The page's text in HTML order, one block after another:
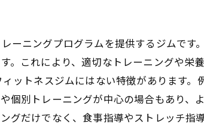
ーニングプログラムを提供するジムで
。これにより、適切なトレーニングや
ットネスジムにはない特徴があります
個別トレーニングが中心の場合もあり
グだけでなく、食事指導やストレッチ